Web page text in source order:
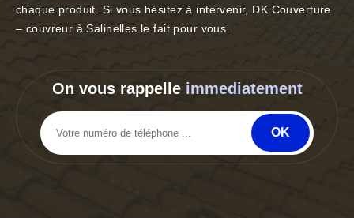
chaque produit. Si vous hésitez à intervenir, DK Couverture
– couvreur à Salinelles le fait pour vous.
On vous rappelle immediatement